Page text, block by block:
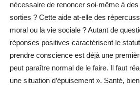
nécessaire de renoncer soi-même à
sorties ? Cette aide at-elle des
moral ou la vie sociale ? Autant de
réponses positives caractérisent le statut
prendre conscience est déjà une
peut paraître normal de le faire. Il faut
une situation d’épuisement ». Santé,